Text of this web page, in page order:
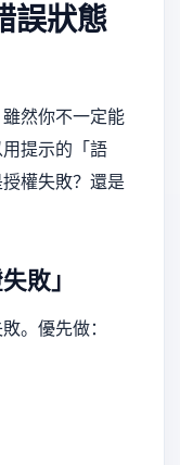
誤狀態
然你不一定能
提示的「語
權失敗？還是
敗」
。優先做：